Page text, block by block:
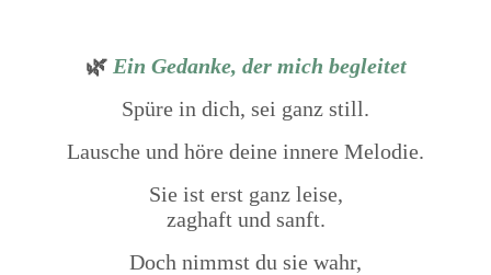
🌿Ein Gedanke, der mich begleitet
Spüre in dich, sei ganz still.
Lausche und höre deine innere Melodie.
Sie ist erst ganz leise,
zaghaft und sanft.
Doch nimmst du sie wahr,